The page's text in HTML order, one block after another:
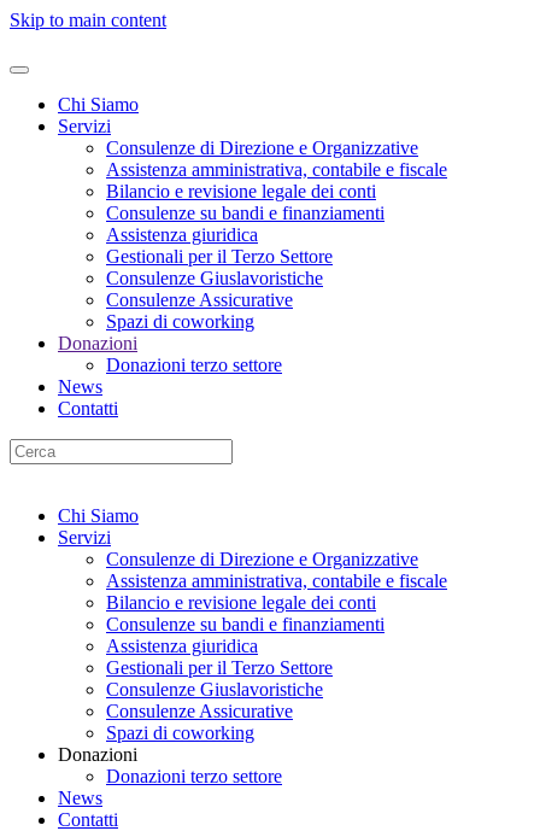
Skip to main content
Chi Siamo
Servizi
Consulenze di Direzione e Organizzative
Assistenza amministrativa, contabile e fiscale
Bilancio e revisione legale dei conti
Consulenze su bandi e finanziamenti
Assistenza giuridica
Gestionali per il Terzo Settore
Consulenze Giuslavoristiche
Consulenze Assicurative
Spazi di coworking
Donazioni
Donazioni terzo settore
News
Contatti
Chi Siamo
Servizi
Consulenze di Direzione e Organizzative
Assistenza amministrativa, contabile e fiscale
Bilancio e revisione legale dei conti
Consulenze su bandi e finanziamenti
Assistenza giuridica
Gestionali per il Terzo Settore
Consulenze Giuslavoristiche
Consulenze Assicurative
Spazi di coworking
Donazioni
Donazioni terzo settore
News
Contatti